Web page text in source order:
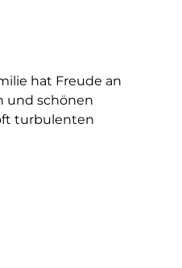
hat Freude an
und schönen
turbulenten